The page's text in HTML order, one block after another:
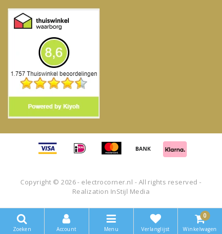
Copyright © 2026 - electrocorner.nl - All rights reserved -
Realization InStijl Media
Zoeken Account Menu Verlanglijst
0
Winkelwagen